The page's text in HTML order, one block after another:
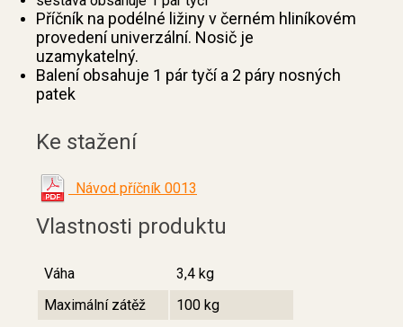
Příčník na podélné ližiny v černém hliníkovém
provedení univerzální. Nosič je
uzamykatelný.
Balení obsahuje 1 pár tyčí a 2 páry nosných
patek
Ke stažení
Návod příčník 0013
Vlastnosti produktu
Váha
3,4 kg
Maximální zátěž
100 kg